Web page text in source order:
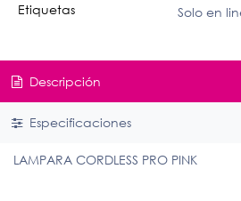
Etiquetas Solo en
Descripción
Especificaciones
LAMPARA CORDLESS PRO PINK